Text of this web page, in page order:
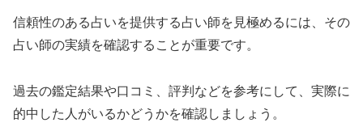
信頼性のある占いを提供する占い師を見極めるには、その
占い師の実績を確認することが重要です。
過去の鑑定結果や口コミ、評判などを参考にして、実際に
的中した人がいるかどうかを確認しましょう。